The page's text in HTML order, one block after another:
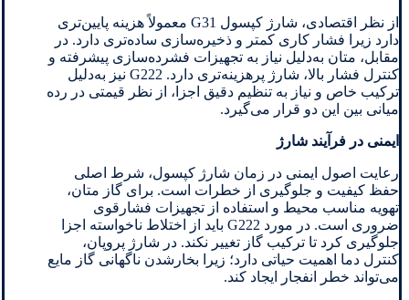
از نظر اقتصادی، شارژ کپسول G31 معمولاً هزینه پایین‌تری
دارد زیرا فشار کاری کمتر و ذخیره‌سازی ساده‌تری دارد. در
مقابل، متان به‌دلیل نیاز به تجهیزات فشرده‌سازی پیشرفته و
کنترل فشار بالا، شارژ پرهزینه‌تری دارد. G222 نیز به‌دلیل
ترکیب خاص و نیاز به تنظیم دقیق اجزا، از نظر قیمتی در رده
میانی بین این دو قرار می‌گیرد.
ایمنی در فرآیند شارژ
رعایت اصول ایمنی در زمان شارژ کپسول، شرط اصلی
حفظ کیفیت و جلوگیری از خطرات است. برای گاز متان،
تهویه مناسب محیط و استفاده از تجهیزات فشارقوی
ضروری است. در مورد G222 باید از اختلاط ناخواسته اجزا
جلوگیری کرد تا ترکیب گاز تغییر نکند. در شارژ پروپان،
کنترل دما اهمیت حیاتی دارد؛ زیرا بخارشدن ناگهانی گاز مایع
می‌تواند خطر انفجار ایجاد کند.